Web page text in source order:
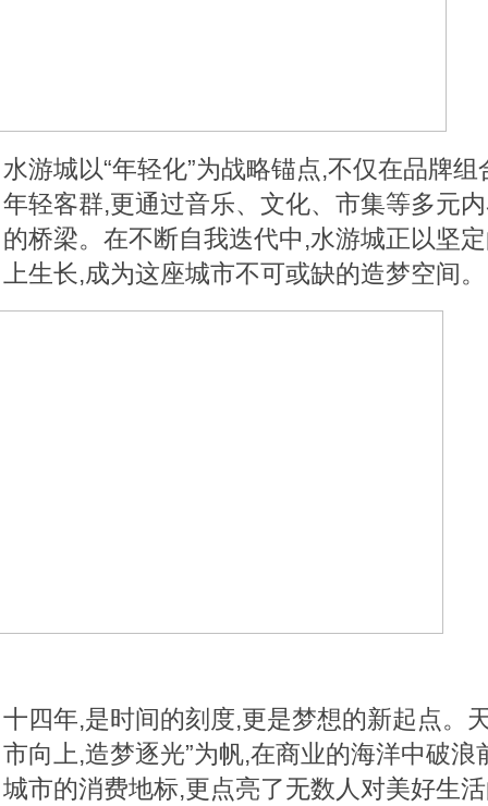
水游城以“年轻化”为战略锚点,不仅在品牌
年轻客群,更通过音乐、文化、市集等多元
的桥梁。在不断自我迭代中,水游城正以坚
上生长,成为这座城市不可或缺的造梦空间。
十四年,是时间的刻度,更是梦想的新起点。
市向上,造梦逐光”为帆,在商业的海洋中破
城市的消费地标,更点亮了无数人对美好生